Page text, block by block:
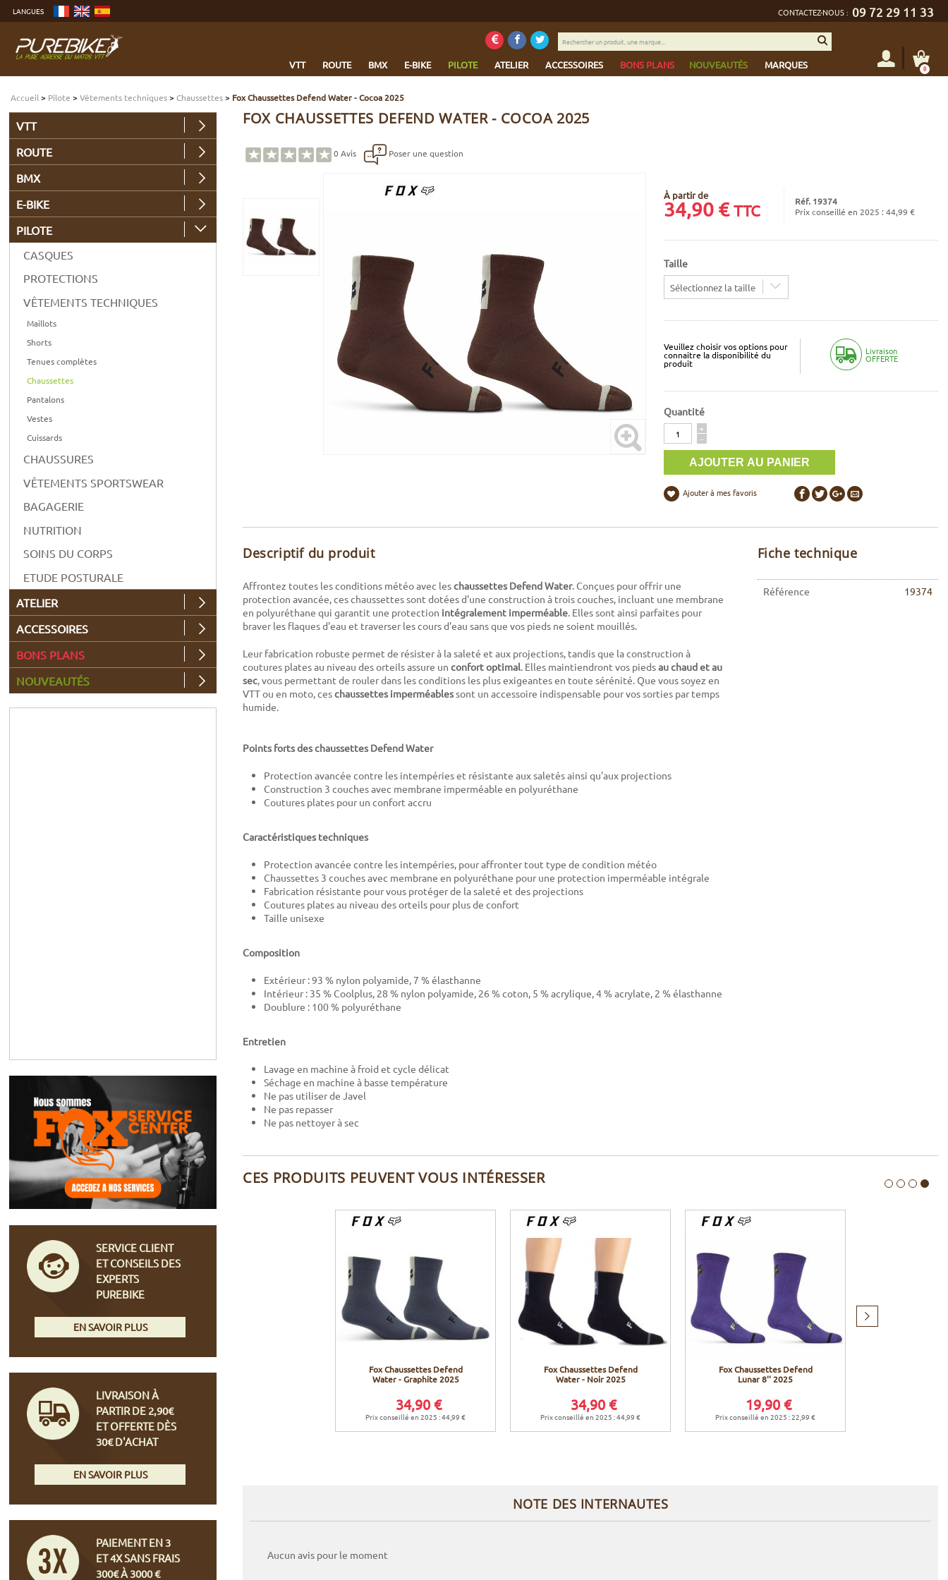
contenu
menu
Aller
CONTACTEZ-NOUS : 09 72 29 11 33
LANGUES
VTT ROUTE BMX E-BIKE PILOTE ATELIER ACCESSOIRES BONS PLANS NOUVEAUTÉS MARQUES
Rechercher
un
une
marque...
0
Accueil > Pilote >Vêtements techniques>Chaussettes> Fox Chaussettes Defend Water - Cocoa 2025
FOX CHAUSSETTES DEFEND WATER - COCOA 2025
0 Avis Poser une question
À partir de
34,90€ TTC
Réf. 19374
Prix conseillé en 2025 : 44,99 €
Taille
Sélectionnez la taille
Veuillez choisir vos options pour
connaitre la disponibilité du
produit
Livraison
OFFERTE
Quantité
Quantité
+
-
Ajouter à mes favoris
Descriptif du produit
Affrontez toutes les conditions météo avec leschaussettes Defend Water. Conçues pour offrir une
protection avancée, ces chaussettes sont dotées d'une construction à trois couches, incluant une membrane
en polyuréthane qui garantit une protection intégralement imperméable. Elles sont ainsi parfaites pour
braver les flaques d'eau et traverser les cours d'eau sans que vos pieds ne soient mouillés.
Leur fabrication robuste permet de résister à la saleté et aux projections, tandis que la construction à
coutures plates au niveau des orteils assure un confort optimal. Elles maintiendront vos piedsau chaud et au
sec, vous permettant de rouler dans les conditions les plus exigeantes en toute sérénité. Que vous soyez en
VTT ou en moto, ceschaussettes imperméablessont un accessoire indispensable pour vos sorties par temps
humide.
Points forts des chaussettes Defend Water
Protection avancée contre les intempéries et résistante aux saletés ainsi qu'aux projections
Construction 3 couches avec membrane imperméable en polyuréthane
Coutures plates pour un confort accru
Caractéristiques techniques
Protection avancée contre les intempéries, pour affronter tout type de condition météo
Chaussettes 3 couches avec membrane en polyuréthane pour une protection imperméable intégrale
Fabrication résistante pour vous protéger de la saleté et des projections
Coutures plates au niveau des orteils pour plus de confort
Taille unisexe
Composition
Extérieur : 93 % nylon polyamide, 7 % élasthanne
Intérieur : 35 % Coolplus, 28 % nylon polyamide, 26 % coton, 5 % acrylique, 4 % acrylate, 2 % élasthanne
Doublure : 100 % polyuréthane
Entretien
Lavage en machine à froid et cycle délicat
Séchage en machine à basse température
Ne pas utiliser de Javel
Ne pas repasser
Ne pas nettoyer à sec
Fiche technique
Référence 19374
CES PRODUITS PEUVENT VOUS INTÉRESSER
Fox Chaussettes Defend
Water - Graphite 2025
34,90 €
Prix conseillé en 2025 : 44,99 €
Fox Chaussettes Defend
Water - Noir 2025
34,90 €
Prix conseillé en 2025 : 44,99 €
Fox Chaussettes Defend
Lunar 8'' 2025
19,90 €
Prix conseillé en 2025 : 22,99 €
suivant
NOTE DES INTERNAUTES
Aucun avis pour le moment
VTT
ROUTE
BMX
E-BIKE
PILOTE
CASQUES
PROTECTIONS
VÊTEMENTS TECHNIQUES
Maillots
Shorts
Tenues complètes
Chaussettes
Pantalons
Vestes
Cuissards
CHAUSSURES
VÊTEMENTS SPORTSWEAR
BAGAGERIE
NUTRITION
SOINS DU CORPS
ETUDE POSTURALE
ATELIER
ACCESSOIRES
BONS PLANS
NOUVEAUTÉS
SERVICE CLIENT
ET CONSEILS DES
EXPERTS
PUREBIKE
EN SAVOIR PLUS
LIVRAISON À
PARTIR DE 2,90€
ET OFFERTE DÈS
30€ D'ACHAT
EN SAVOIR PLUS
PAIEMENT EN 3
ET 4X SANS FRAIS
300€ À 3000 €